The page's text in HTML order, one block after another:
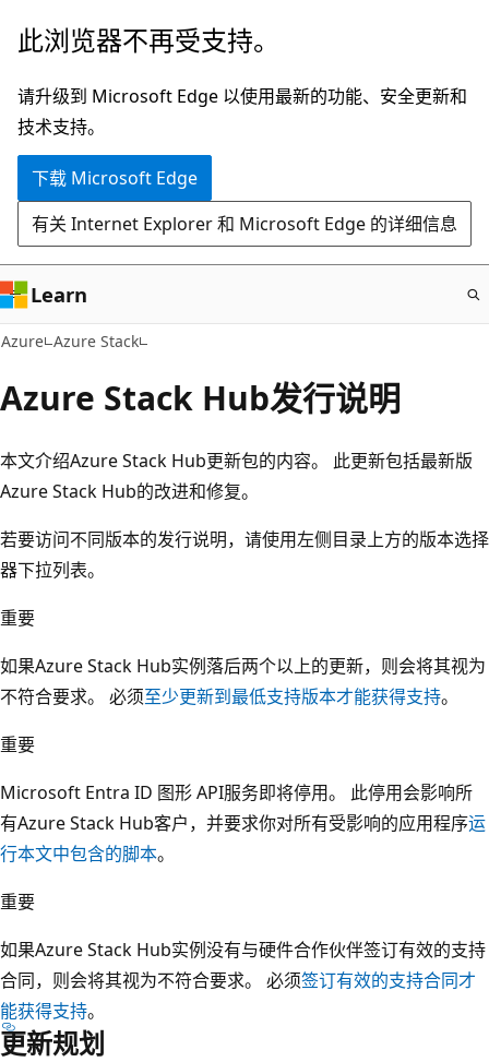
跳
主
要
内
此浏览器不再受支持。
请升级到 Microsoft Edge 以使用最新的功能、安全更新和
技术支持。
下载 Microsoft Edge
有关 Internet Explorer 和 Microsoft Edge 的详细信息
Learn
Azure Azure Stack
Azure Stack Hub发行说明
本文介绍Azure Stack Hub更新包的内容。 此更新包括最新版
Azure Stack Hub的改进和修复。
若要访问不同版本的发行说明，请使用左侧目录上方的版本选择
器下拉列表。
重要
如果Azure Stack Hub实例落后两个以上的更新，则会将其视为
不符合要求。 必须至少更新到最低支持版本才能获得支持。
重要
Microsoft Entra ID 图形 API服务即将停用。 此停用会影响所
有Azure Stack Hub客户，并要求你对所有受影响的应用程序运
行本文中包含的脚本。
重要
如果Azure Stack Hub实例没有与硬件合作伙伴签订有效的支持
合同，则会将其视为不符合要求。 必须签订有效的支持合同才
能获得支持。
更新规划